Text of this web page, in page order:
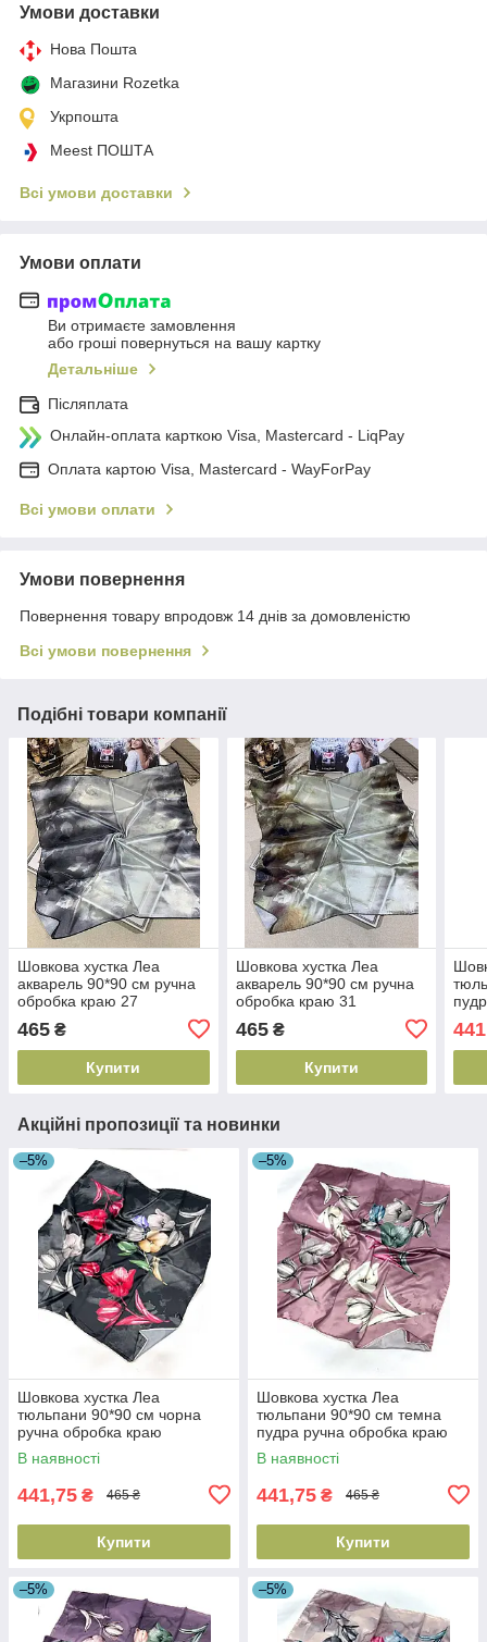
Умови доставки
Нова Пошта
Магазини Rozetka
Укрпошта
Meest ПОШТА
Всі умови доставки
Умови оплати
Ви отримаєте замовлення
або гроші повернуться на вашу картку
Детальніше
Післяплата
Онлайн-оплата карткою Visa, Mastercard - LiqPay
Оплата картою Visa, Mastercard - WayForPay
Всі умови оплати
Умови повернення
Повернення товару впродовж 14 днів за домовленістю
Всі умови повернення
Подібні товари компанії
Шовкова хустка Леа
акварель 90*90 см ручна
обробка краю 27
465 ₴
Купити
Шовкова хустка Леа
акварель 90*90 см ручна
обробка краю 31
465₴
Купити
Акційні пропозиції та новинки
–5%
Шовкова хустка Леа
тюльпани 90*90 см чорна
ручна обробка краю
В наявності
441,75 ₴ 465 ₴
Купити
–5%
Шовкова хустка Леа
тюльпани 90*90 см темна
пудра ручна обробка краю
В наявності
441,75 ₴ 465 ₴
Купити
–5% –5%